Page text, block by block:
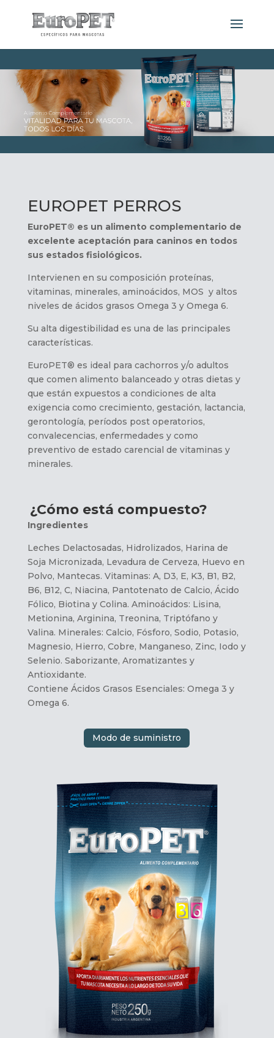
EUROPET PERROS
EuroPET® es un alimento complementario de
excelente aceptación para caninos en todos
sus estados fisiológicos.
Intervienen en su composición proteínas,
vitaminas, minerales, aminoácidos, MOS y altos
niveles de ácidos grasos Omega 3 y Omega 6.
Su alta digestibilidad es una de las principales
características.
EuroPET® es ideal para cachorros y/o adultos
que comen alimento balanceado y otras dietas y
que están expuestos a condiciones de alta
exigencia como crecimiento, gestación, lactancia,
gerontología, períodos post operatorios,
convalecencias, enfermedades y como
preventivo de estado carencial de vitaminas y
minerales.
¿Cómo está compuesto?
Ingredientes
Leches Delactosadas, Hidrolizados, Harina de
Soja Micronizada, Levadura de Cerveza, Huevo en
Polvo, Mantecas. Vitaminas: A, D3, E, K3, B1, B2,
B6, B12, C, Niacina, Pantotenato de Calcio, Ácido
Fólico, Biotina y Colina. Aminoácidos: Lisina,
Metionina, Arginina, Treonina, Triptófano y
Valina. Minerales: Calcio, Fósforo, Sodio, Potasio,
Magnesio, Hierro, Cobre, Manganeso, Zinc, Iodo y
Selenio. Saborizante, Aromatizantes y
Antioxidante.
Contiene Ácidos Grasos Esenciales: Omega 3 y
Omega 6.
Modo de suministro